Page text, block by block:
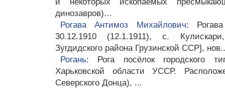
динозавров)...
Рогава Антимоз Михайлович:
30.12.1910 (12.1.1911), с.
Зугдидского района Грузинской ССР],
Рогань: Рога посёлок городского
Харьковской области УССР.
Северского Донца), ...